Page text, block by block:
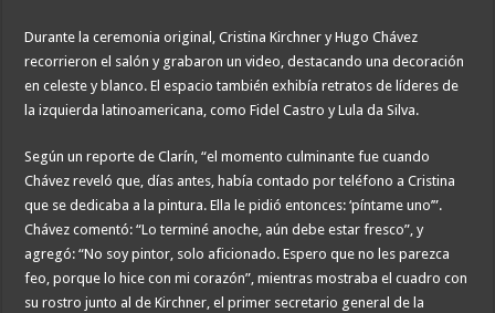
Durante la ceremonia original, Cristina Kirchner y Hugo Chávez
recorrieron el salón y grabaron un video, destacando una decoración
en celeste y blanco. El espacio también exhibía retratos de líderes de
la izquierda latinoamericana, como Fidel Castro y Lula da Silva.
Según un reporte de Clarín, “el momento culminante fue cuando
Chávez reveló que, días antes, había contado por teléfono a Cristina
que se dedicaba a la pintura. Ella le pidió entonces: ‘píntame uno’”.
Chávez comentó: “Lo terminé anoche, aún debe estar fresco”, y
agregó: “No soy pintor, solo aficionado. Espero que no les parezca
feo, porque lo hice con mi corazón”, mientras mostraba el cuadro con
su rostro junto al de Kirchner, el primer secretario general de la